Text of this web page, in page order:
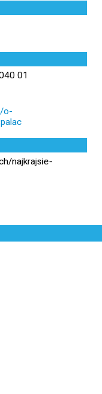
01
o-
najkrajsie-